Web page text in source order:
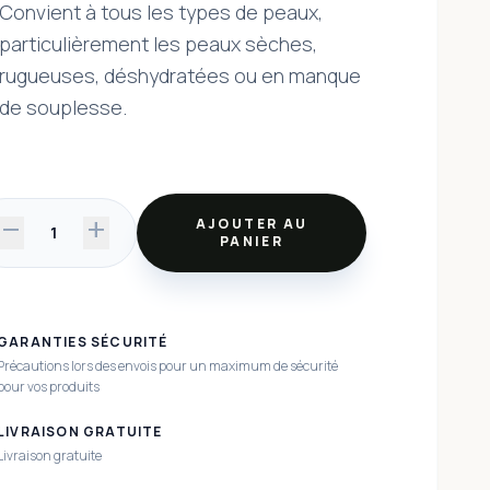
Convient à tous les types de peaux,
particulièrement les peaux sèches,
rugueuses, déshydratées ou en manque
de souplesse.
remove 1 add
AJOUTER AU
PANIER
SÉCURITÉ
lors des envois pour un maximum de sécurité
vos produits
GRATUITE
gratuite